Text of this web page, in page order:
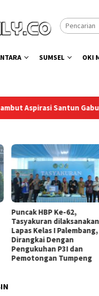
SUMSEL OKI
Lembaga dan
Puncak HBP Ke-62,
Tasyakuran
Lapas Kelas I Palembang,
Dirangkai Dengan
Pengukuhan P3I dan
Pemotongan Tumpeng